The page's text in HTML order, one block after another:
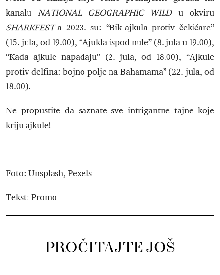
kanalu NATIONAL GEOGRAPHIC WILDu okviru
SHARKFEST-a 2023. su: “Bik-ajkula protiv čekićare”
(15. jula, od 19.00), “Ajukla ispod nule” (8. jula u 19.00),
“Kada ajkule napadaju” (2. jula, od 18.00), “Ajkule
protiv delfina: bojno polje na Bahamama” (22. jula, od
18.00).
Ne propustite da saznate sve intrigantne tajne koje
kriju ajkule!
Foto: Unsplash, Pexels
Tekst: Promo
PROČITAJTE JOŠ